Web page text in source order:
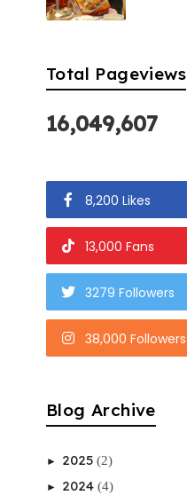
Total Pageviews
16,049,607
8,200 Likes
13,000 Fans
3279 Followers
38,000 Followers
Blog Archive
► 2025 (2)
► 2024 (4)